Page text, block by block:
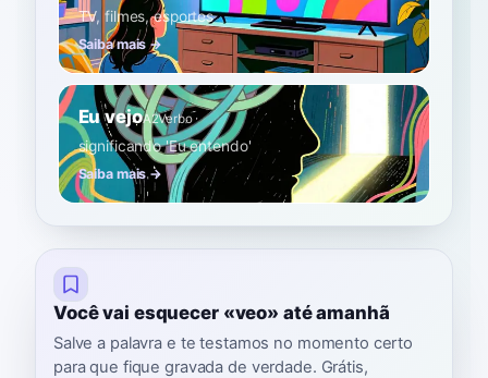
TV, filmes, esportes
Saiba mais →
Eu vejoA2Verbo
significando 'Eu entendo'
Saiba mais →
Você vai esquecer «veo» até amanhã
Salve a palavra e te testamos no momento certo
para que fique gravada de verdade. Grátis,